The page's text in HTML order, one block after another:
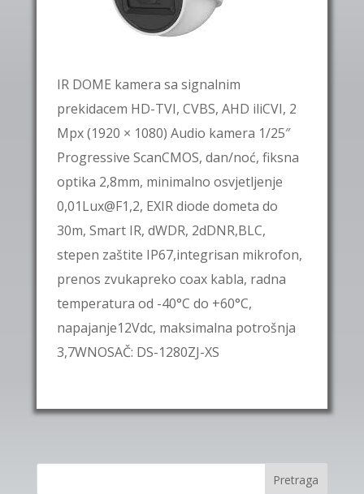
IR DOME kamera sa signalnim
prekidacem HD-TVI, CVBS, AHD iliCVI, 2
Mpx (1920 × 1080) Audio kamera 1/25″
Progressive ScanCMOS, dan/noć, fiksna
optika 2,8mm, minimalno osvjetljenje
0,01Lux@F1,2, EXIR diode dometa do
30m, Smart IR, dWDR, 2dDNR,BLC,
stepen zaštite IP67,integrisan mikrofon,
prenos zvukapreko coax kabla, radna
temperatura od -40°C do +60°C,
napajanje12Vdc, maksimalna potrošnja
3,7WNOSAČ: DS-1280ZJ-XS
Pretraga